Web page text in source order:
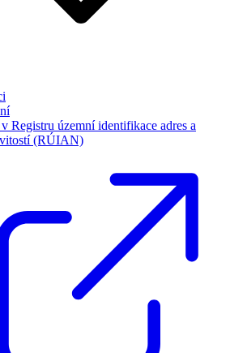
Registru územní identifikace adres a
(RÚIAN)